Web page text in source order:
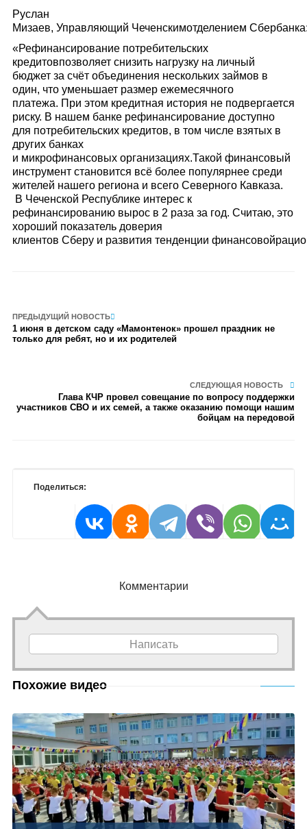
Руслан
Мизаев, Управляющий Чеченскимотделением
«Рефинансирование потребительских
кредитовпозволяет снизить нагрузку на личный
бюджет за счёт объединения нескольких займов в
один, что уменьшает размер ежемесячного
платежа. При этом кредитная история не подвергается
риску. В нашем банке рефинансирование доступно
для потребительских кредитов, в том числе взятых в
других банках
и микрофинансовых организациях.Такой финансовый
инструмент становится всё более популярнее среди
жителей нашего региона и всего Северного Кавказа.
В Чеченской Республике интерес к
рефинансированию вырос в 2 раза за год. Считаю, это
хороший показатель доверия
клиентов Сберу и развития тенденции
ПРЕДЫДУЩИЙ НОВОСТЬ
1 июня в детском саду «Мамонтенок» прошел праздник не
только для ребят, но и их родителей
СЛЕДУЮЩАЯ НОВОСТЬ
Глава КЧР провел совещание по вопросу поддержки
участников СВО и их семей, а также оказанию помощи нашим
бойцам на передовой
Поделиться:
Комментарии
Написать
Похожие видео